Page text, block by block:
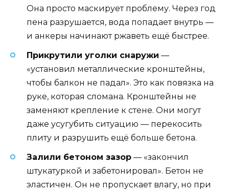
Она просто маскирует проблему. Через год
пена разрушается, вода попадает внутрь —
и анкеры начинают ржаветь ещё быстрее.
Прикрутили уголки снаружи —
«установил металлические кронштейны,
чтобы балкон не падал». Это как повязка на
руке, которая сломана. Кронштейны не
заменяют крепление к стене. Они могут
даже усугубить ситуацию — перекосить
плиту и разрушить ещё больше бетона.
Залили бетоном зазор — «закончил
штукатуркой и забетонировал». Бетон не
эластичен. Он не пропускает влагу, но при